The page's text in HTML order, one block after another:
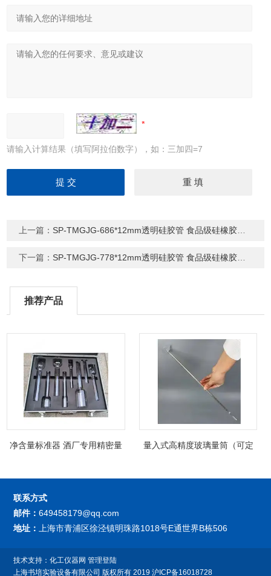
请输入计算结果（填写阿拉伯数字），如：三加四=7
上一篇： SP-TMGJG-686*12mm透明硅胶管 食品级硅橡胶软管
下一篇： SP-TMGJG-778*12mm透明硅胶管 食品级硅橡胶软管
推荐产品
净含量标准器 酒厂专用精密量
量入式高精度玻璃量筒（可定
联系方式
邮件：649458179@qq.com
地址：
上海市青浦区徐泾镇明珠路1018号E通世界B栋506
技术支持：化工仪器网 管理登陆
上海书培实验设备有限公司 版权所有 2019沪ICP备16018728